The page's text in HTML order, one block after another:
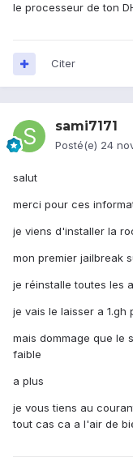
le processeur de ton
Citer
sami7171
Posté(e) 24
salut
merci pour ces
je viens d'installer la
mon premier jailbreak
je réinstalle toutes les
je vais le laisser a
mais dommage que le
faible
a plus
je vous tiens au
tout cas ca a l'air de